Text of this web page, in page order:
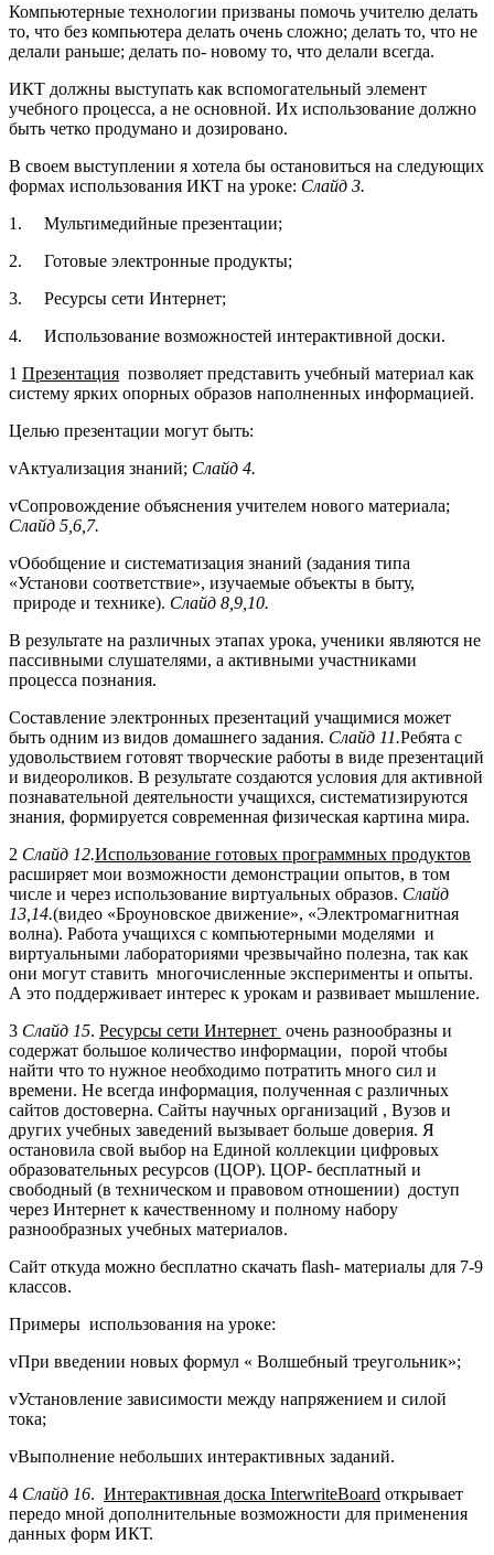
Компьютерные технологии призваны помочь учителю делать
то, что без компьютера делать очень сложно; делать то, что не
делали раньше; делать по- новому то, что делали всегда.
ИКТ должны выступать как вспомогательный элемент
учебного процесса, а не основной. Их использование должно
быть четко продумано и дозировано.
В своем выступлении я хотела бы остановиться на следующих
формах использования ИКТ на уроке: Слайд 3.
1. Мультимедийные презентации;
2. Готовые электронные продукты;
3. Ресурсы сети Интернет;
4. Использование возможностей интерактивной доски.
1 Презентация позволяет представить учебный материал как
систему ярких опорных образов наполненных информацией.
Целью презентации могут быть:
vАктуализация знаний; Слайд 4.
vСопровождение объяснения учителем нового материала;
Слайд 5,6,7.
vОбобщение и систематизация знаний (задания типа
«Установи соответствие», изучаемые объекты в быту,
природе и технике). Слайд 8,9,10.
В результате на различных этапах урока, ученики являются не
пассивными слушателями, а активными участниками
процесса познания.
Составление электронных презентаций учащимися может
быть одним из видов домашнего задания. Слайд 11.Ребята с
удовольствием готовят творческие работы в виде презентаций
и видеороликов. В результате создаются условия для активной
познавательной деятельности учащихся, систематизируются
знания, формируется современная физическая картина мира.
2 Слайд 12.Использование готовых программных продуктов
расширяет мои возможности демонстрации опытов, в том
числе и через использование виртуальных образов. Слайд
13,14.(видео «Броуновское движение», «Электромагнитная
волна). Работа учащихся с компьютерными моделями и
виртуальными лабораториями чрезвычайно полезна, так как
они могут ставить многочисленные эксперименты и опыты.
А это поддерживает интерес к урокам и развивает мышление.
3 Слайд 15. Ресурсы сети Интернет очень разнообразны и
содержат большое количество информации, порой чтобы
найти что то нужное необходимо потратить много сил и
времени. Не всегда информация, полученная с различных
сайтов достоверна. Сайты научных организаций , Вузов и
других учебных заведений вызывает больше доверия. Я
остановила свой выбор на Единой коллекции цифровых
образовательных ресурсов (ЦОР). ЦОР- бесплатный и
свободный (в техническом и правовом отношении) доступ
через Интернет к качественному и полному набору
разнообразных учебных материалов.
Сайт откуда можно бесплатно скачать flash- материалы для 7-9
классов.
Примеры использования на уроке:
vПри введении новых формул « Волшебный треугольник»;
vУстановление зависимости между напряжением и силой
тока;
vВыполнение небольших интерактивных заданий.
4 Слайд 16. Интерактивная доска InterwriteBoard открывает
передо мной дополнительные возможности для применения
данных форм ИКТ.